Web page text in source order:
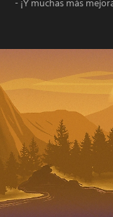
- ¡Y muchas más